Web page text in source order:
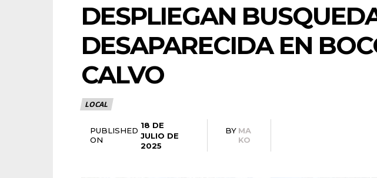
DESPLIEGAN
DESAPARECIDA EN
CALVO
LOCAL
PUBLISHED
ON
18 DE
JULIO DE
2025
BY MA
KO